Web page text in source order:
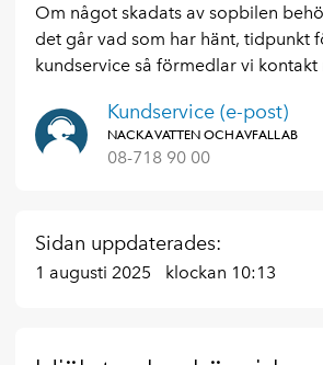
Om något skadats av sopbilen
det går vad som har hänt, tidpunkt
kundservice så förmedlar vi
Kundservice (e-post)
NACKA VATTEN OCH AVFALL AB
08-718 90 00
Sidan uppdaterades:
1 augusti 2025 klockan 10:13